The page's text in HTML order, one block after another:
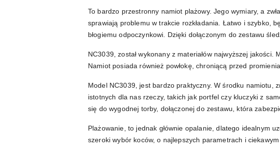
To bardzo przestronny namiot plażowy. Jego wymiary, a
sprawiają problemu w trakcie rozkładania. Łatwo i szybko,
błogiemu odpoczynkowi. Dzięki dołączonym do zestawu
NC3039, został wykonany z materiałów najwyższej
Namiot posiada również powłokę, chroniącą przed
Model NC3039, jest bardzo praktyczny. W środku namiotu,
istotnych dla nas rzeczy, takich jak portfel czy kluczyki z
się do wygodnej torby, dołączonej do zestawu, która
Plażowanie, to jednak głównie opalanie, dlatego idealnym
szeroki wybór koców, o najlepszych parametrach i